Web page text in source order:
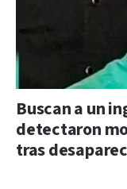
Buscan a un
detectaron
tras